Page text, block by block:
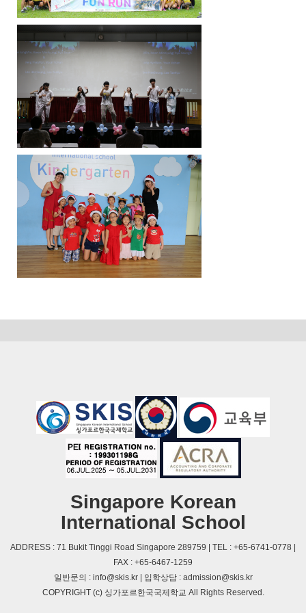
Singapore Korean
International School
ADDRESS : 71 Bukit Tinggi Road Singapore 289759 | TEL : +65-6741-0778 |
FAX : +65-6467-1259
일반문의 : info@skis.kr | 입학상담 : admission@skis.kr
COPYRIGHT (c) 싱가포르한국국제학교 All Rights Reserved.